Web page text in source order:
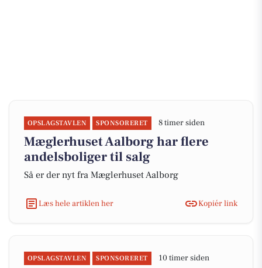
OPSLAGSTAVLEN SPONSORERET 8 timer siden
Mæglerhuset Aalborg har flere
andelsboliger til salg
Så er der nyt fra Mæglerhuset Aalborg
Læs hele artiklen her Kopiér link
OPSLAGSTAVLEN SPONSORERET 10 timer siden